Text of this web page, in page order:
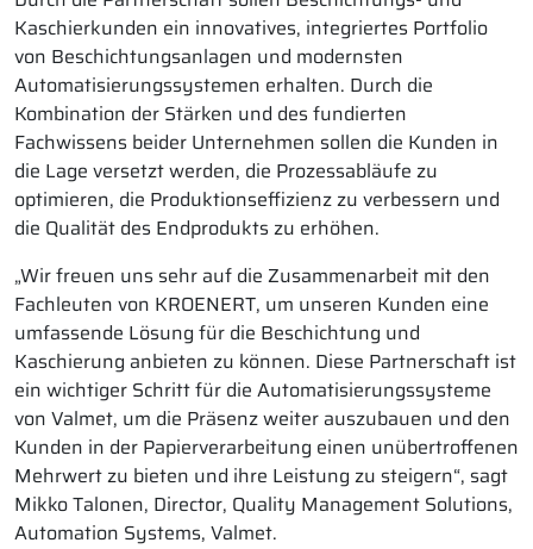
Kaschierkunden ein innovatives, integriertes Portfolio
von Beschichtungsanlagen und modernsten
Automatisierungssystemen erhalten. Durch die
Kombination der Stärken und des fundierten
Fachwissens beider Unternehmen sollen die Kunden in
die Lage versetzt werden, die Prozessabläufe zu
optimieren, die Produktionseffizienz zu verbessern und
die Qualität des Endprodukts zu erhöhen.
„Wir freuen uns sehr auf die Zusammenarbeit mit den
Fachleuten von KROENERT, um unseren Kunden eine
umfassende Lösung für die Beschichtung und
Kaschierung anbieten zu können. Diese Partnerschaft ist
ein wichtiger Schritt für die Automatisierungssysteme
von Valmet, um die Präsenz weiter auszubauen und den
Kunden in der Papierverarbeitung einen unübertroffenen
Mehrwert zu bieten und ihre Leistung zu steigern“, sagt
Mikko Talonen, Director, Quality Management Solutions,
Automation Systems, Valmet.